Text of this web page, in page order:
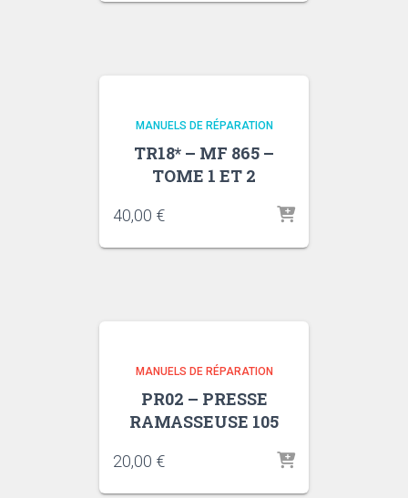
MANUELS DE RÉPARATION
TR18* – MF 865 –
TOME 1 ET 2
40,00 €
MANUELS DE RÉPARATION
PR02 – PRESSE
RAMASSEUSE 105
20,00 €